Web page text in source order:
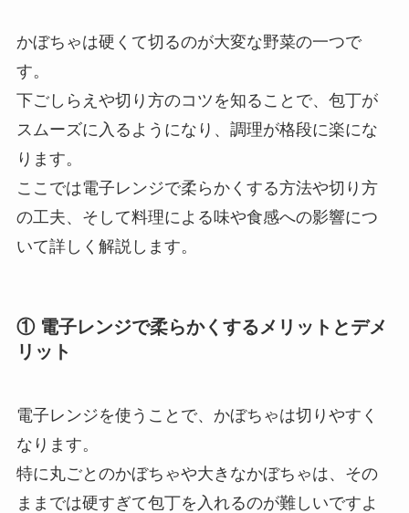
かぼちゃは硬くて切るのが大変な野菜の一つで
す。
下ごしらえや切り方のコツを知ることで、包丁が
スムーズに入るようになり、調理が格段に楽にな
ります。
ここでは電子レンジで柔らかくする方法や切り方
の工夫、そして料理による味や食感への影響につ
いて詳しく解説します。
① 電子レンジで柔らかくするメリットとデメ
リット
電子レンジを使うことで、かぼちゃは切りやすく
なります。
特に丸ごとのかぼちゃや大きなかぼちゃは、その
ままでは硬すぎて包丁を入れるのが難しいですよ